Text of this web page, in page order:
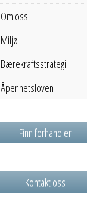
Om oss
Miljø
Bærekraftsstrategi
Åpenhetsloven
Finn forhandler
Kontakt oss